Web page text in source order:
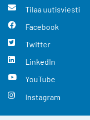
Tilaa uutisviesti
Facebook
Twitter
LinkedIn
YouTube
Instagram